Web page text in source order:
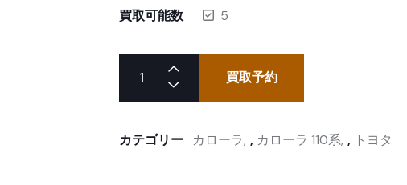
買取可能数
5
買取予約
カテゴリー カローラ , カローラ 110系 , トヨタ